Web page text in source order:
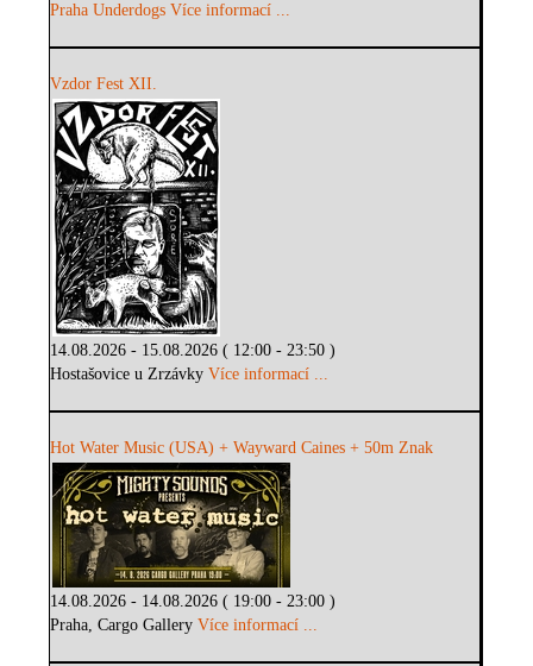
Praha Underdogs Více informací ...
Vzdor Fest XII.
14.08.2026 - 15.08.2026 ( 12:00 - 23:50 )
Hostašovice u ZrzávkyVíce informací ...
Hot Water Music (USA) + Wayward Caines + 50m Znak
14.08.2026 - 14.08.2026 ( 19:00 - 23:00 )
Praha, Cargo GalleryVíce informací ...